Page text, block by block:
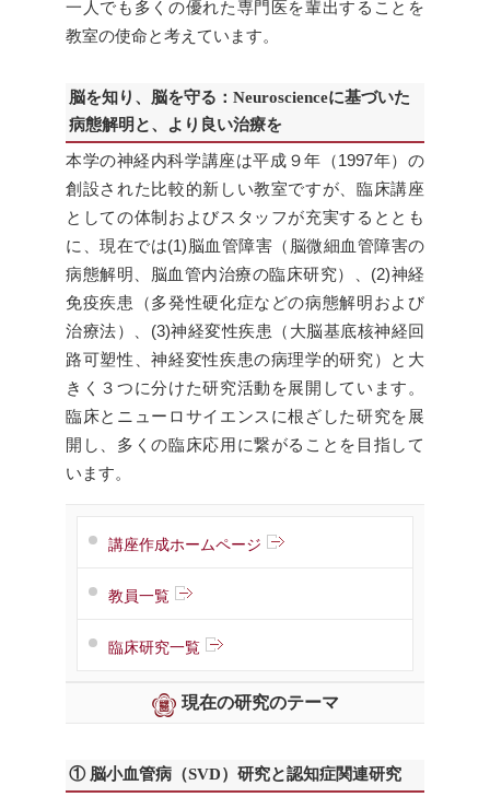
一人でも多くの優れた専門医を輩出することを
教室の使命と考えています。
脳を知り、脳を守る：Neuroscienceに基づいた
病態解明と、より良い治療を
本学の神経内科学講座は平成９年（1997年）の
創設された比較的新しい教室ですが、臨床講座
としての体制およびスタッフが充実するととも
に、現在では(1)脳血管障害（脳微細血管障害の
病態解明、脳血管内治療の臨床研究）、(2)神経
免疫疾患（多発性硬化症などの病態解明および
治療法）、(3)神経変性疾患（大脳基底核神経回
路可塑性、神経変性疾患の病理学的研究）と大
きく３つに分けた研究活動を展開しています。
臨床とニューロサイエンスに根ざした研究を展
開し、多くの臨床応用に繋がることを目指して
います。
講座作成ホームページ
教員一覧
臨床研究一覧
現在の研究のテーマ
① 脳小血管病（SVD）研究と認知症関連研究